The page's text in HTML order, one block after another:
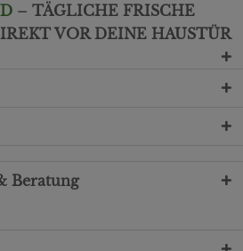
– TÄGLICHE FRISCHE
VOR DEINE HAUSTÜR
Beratung